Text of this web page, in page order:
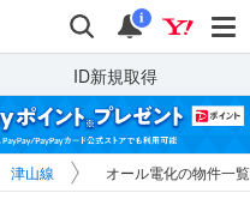
検索 通知
i
ID新規取得
津山線 オール電化の物件一覧